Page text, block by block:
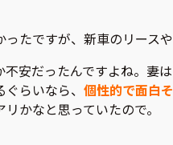
たですが、新車のリース
安だったんですよね。妻
らいなら、 個性的で面白
かなと思っていたので。